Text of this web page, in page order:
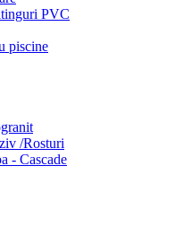
PVC
piscine
/Rosturi
- Cascade